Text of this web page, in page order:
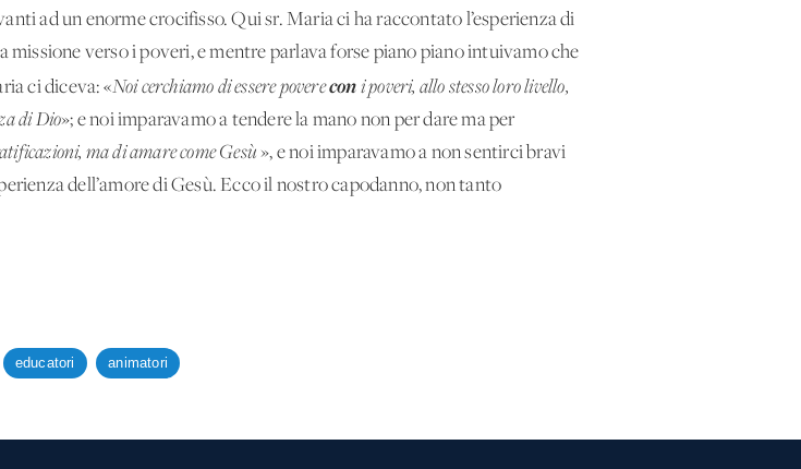
ad un enorme crocifisso. Qui sr. Maria ci ha raccontato l’esperienza di
missione verso i poveri, e mentre parlava forse piano piano intuivamo che
ci diceva: «Noi cerchiamo di essere poverecon i poveri, allo stesso loro livello,
di Dio»; e noi imparavamo a tendere la mano non per dare ma per
ma di amare come Gesù», e noi imparavamo a non sentirci bravi
dell’amore di Gesù. Ecco il nostro capodanno, non tanto
educatori animatori